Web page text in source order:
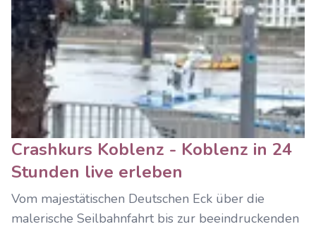
Crashkurs Koblenz - Koblenz in 24
Stunden live erleben
Vom majestätischen Deutschen Eck über die
malerische Seilbahnfahrt bis zur beeindruckenden